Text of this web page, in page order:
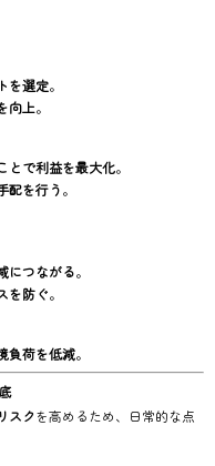
を選定。
向上。
とで利益を最大化。
配を行う。
につながる。
を防ぐ。
負荷を低減。
スクを高めるため、日常的な点